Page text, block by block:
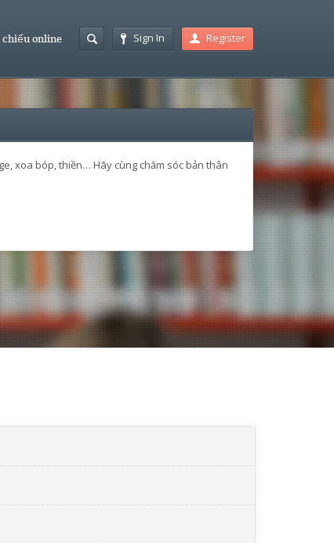
Sign In Register
chiếu online
xoa bóp, thiền… Hãy cùng chăm sóc bản thân